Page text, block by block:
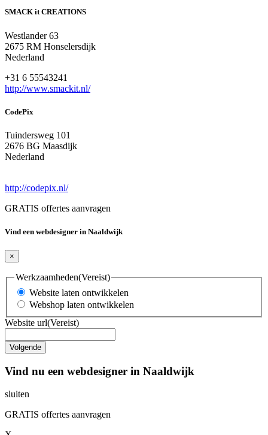
SMACK it CREATIONS
Westlander 63
2675 RM Honselersdijk
Nederland
+31 6 55543241
http://www.smackit.nl/
CodePix
Tuindersweg 101
2676 BG Maasdijk
Nederland
http://codepix.nl/
GRATIS offertes aanvragen
Vind een webdesigner in Naaldwijk
×
Werkzaamheden(Vereist)
Website laten ontwikkelen
Webshop laten ontwikkelen
Website url(Vereist)
Vind nu een webdesigner in Naaldwijk
sluiten
GRATIS offertes aanvragen